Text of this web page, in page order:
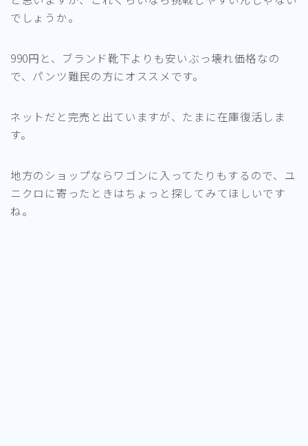
でしょうか。
990円と、ブランド靴下よりも安いぶっ壊れ価格なの
で、パンツ難民の方にオススメです。
ネットだと完売と出ていますが、たまに在庫復活しま
す。
地方のショップならワゴンに入ってたりもするので、ユ
ニクロに寄ったときはちょっと探してみてほしいです
ね。